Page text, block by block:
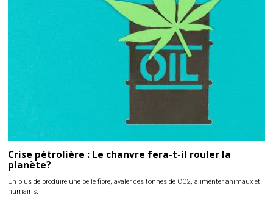
Crise pétrolière : Le chanvre fera-t-il rouler la
planète?
En plus de produire une belle fibre, avaler des tonnes de CO2, alimenter animaux et
humains,